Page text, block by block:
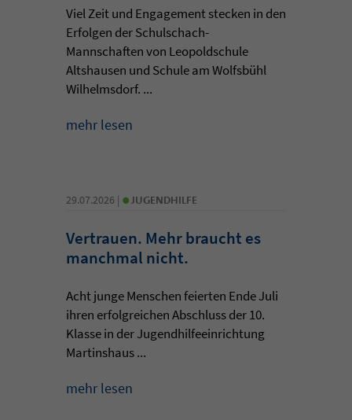
Viel Zeit und Engagement stecken in den
Erfolgen der Schulschach-
Mannschaften von Leopoldschule
Altshausen und Schule am Wolfsbühl
Wilhelmsdorf. ...
mehr lesen
29.07.2026 | • JUGENDHILFE
Vertrauen. Mehr braucht es
manchmal nicht.
Acht junge Menschen feierten Ende Juli
ihren erfolgreichen Abschluss der 10.
Klasse in der Jugendhilfeeinrichtung
Martinshaus ...
mehr lesen